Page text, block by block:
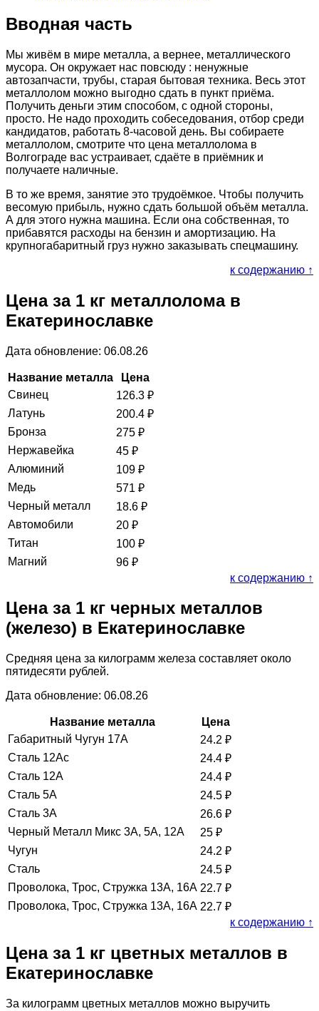
Вводная часть
Мы живём в мире металла, а вернее, металлического
мусора. Он окружает нас повсюду : ненужные
автозапчасти, трубы, старая бытовая техника. Весь этот
металлолом можно выгодно сдать в пункт приёма.
Получить деньги этим способом, с одной стороны,
просто. Не надо проходить собеседования, отбор среди
кандидатов, работать 8-часовой день. Вы собираете
металлолом, смотрите что цена металлолома в
Волгограде вас устраивает, сдаёте в приёмник и
получаете наличные.
В то же время, занятие это трудоёмкое. Чтобы получить
весомую прибыль, нужно сдать большой объём металла.
А для этого нужна машина. Если она собственная, то
прибавятся расходы на бензин и амортизацию. На
крупногабаритный груз нужно заказывать спецмашину.
к содержанию ↑
Цена за 1 кг металлолома в
Екатеринославке
Дата обновление: 06.08.26
Название металла
Цена
Свинец
126.3 ₽
Латунь
200.4 ₽
Бронза
275 ₽
Нержавейка
45 ₽
Алюминий
109 ₽
Медь
571 ₽
Черный металл
18.6 ₽
Автомобили
20 ₽
Титан
100 ₽
Магний
96 ₽
к содержанию ↑
Цена за 1 кг черных металлов
(железо) в Екатеринославке
Средняя цена за килограмм железа составляет около
пятидесяти рублей.
Дата обновление: 06.08.26
Название металла
Цена
Габаритный Чугун 17А
24.2 ₽
Сталь 12Ас
24.4 ₽
Сталь 12А
24.4 ₽
Сталь 5А
24.5 ₽
Сталь 3А
26.6 ₽
Черный Металл Микс 3А, 5А, 12А
25 ₽
Чугун
24.2 ₽
Сталь
24.5 ₽
Проволока, Трос, Стружка 13А, 16А 22.7 ₽
Проволока, Трос, Стружка 13А, 16А 22.7 ₽
к содержанию ↑
Цена за 1 кг цветных металлов в
Екатеринославке
За килограмм цветных металлов можно выручить